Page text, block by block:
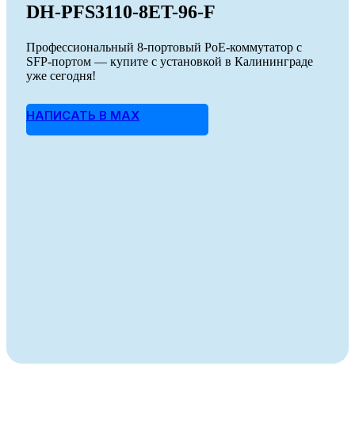
DH-PFS3110-8ET-96-F
Профессиональный 8-портовый PoE-коммутатор с
SFP-портом — купите с установкой в Калининграде
уже сегодня!
НАПИСАТЬ В MAX